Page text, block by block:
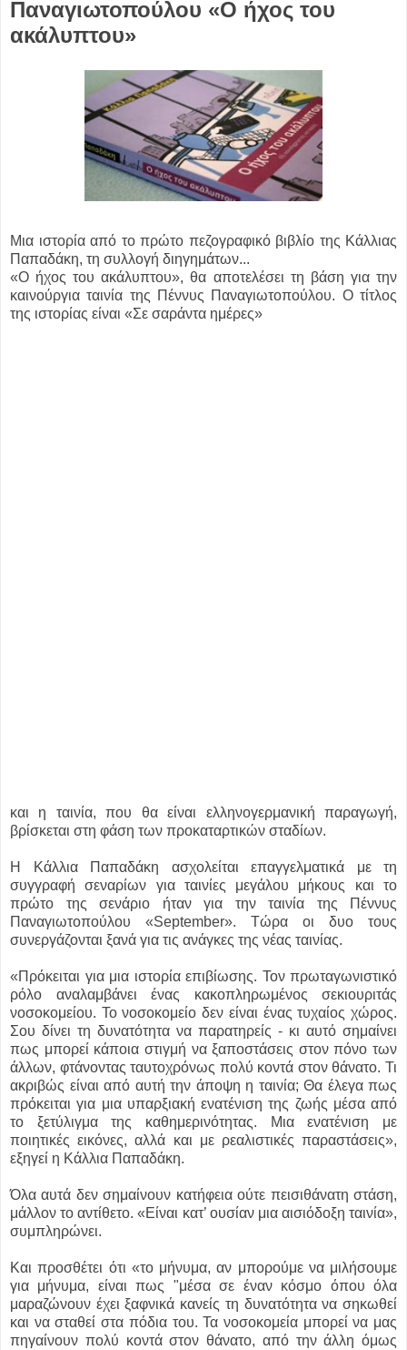
Παναγιωτοπούλου «Ο ήχος του
ακάλυπτου»
Μια ιστορία από το πρώτο πεζογραφικό βιβλίο της Κάλλιας
Παπαδάκη, τη συλλογή διηγημάτων...
«Ο ήχος του ακάλυπτου», θα αποτελέσει τη βάση για την
καινούργια ταινία της Πέννυς Παναγιωτοπούλου. Ο τίτλος
της ιστορίας είναι «Σε σαράντα ημέρες»
και η ταινία, που θα είναι ελληνογερμανική παραγωγή,
βρίσκεται στη φάση των προκαταρτικών σταδίων.
Η Κάλλια Παπαδάκη ασχολείται επαγγελματικά με τη
συγγραφή σεναρίων για ταινίες μεγάλου μήκους και το
πρώτο της σενάριο ήταν για την ταινία της Πέννυς
Παναγιωτοπούλου «September». Τώρα οι δυο τους
συνεργάζονται ξανά για τις ανάγκες της νέας ταινίας.
«Πρόκειται για μια ιστορία επιβίωσης. Τον πρωταγωνιστικό
ρόλο αναλαμβάνει ένας κακοπληρωμένος σεκιουριτάς
νοσοκομείου. Το νοσοκομείο δεν είναι ένας τυχαίος χώρος.
Σου δίνει τη δυνατότητα να παρατηρείς - κι αυτό σημαίνει
πως μπορεί κάποια στιγμή να ξαποστάσεις στον πόνο των
άλλων, φτάνοντας ταυτοχρόνως πολύ κοντά στον θάνατο. Τι
ακριβώς είναι από αυτή την άποψη η ταινία; Θα έλεγα πως
πρόκειται για μια υπαρξιακή ενατένιση της ζωής μέσα από
το ξετύλιγμα της καθημερινότητας. Μια ενατένιση με
ποιητικές εικόνες, αλλά και με ρεαλιστικές παραστάσεις»,
εξηγεί η Κάλλια Παπαδάκη.
Όλα αυτά δεν σημαίνουν κατήφεια ούτε πεισιθάνατη στάση,
μάλλον το αντίθετο. «Είναι κατ’ ουσίαν μια αισιόδοξη ταινία»,
συμπληρώνει.
Και προσθέτει ότι «το μήνυμα, αν μπορούμε να μιλήσουμε
για μήνυμα, είναι πως "μέσα σε έναν κόσμο όπου όλα
μαραζώνουν έχει ξαφνικά κανείς τη δυνατότητα να σηκωθεί
και να σταθεί στα πόδια του. Τα νοσοκομεία μπορεί να μας
πηγαίνουν πολύ κοντά στον θάνατο, από την άλλη όμως